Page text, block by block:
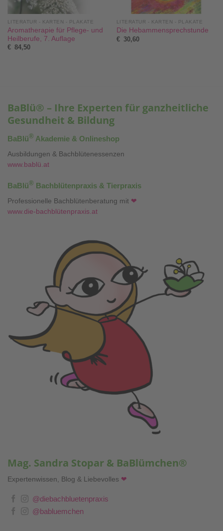
LITERATUR - KARTEN - PLAKATE
Aromatherapie für Pflege- und
Heilberufe, 7. Auflage
€ 84,50
LITERATUR - KARTEN - PLAKATE
Die Hebammensprechstunde
€ 30,60
BaBlü® – Ihre Experten für ganzheitliche
Gesundheit & Bildung
BaBlü® Akademie & Onlineshop
Ausbildungen & Bachblütenessenzen
www.bablü.at
BaBlü® Bachblütenpraxis & Tierpraxis
Professionelle Bachblütenberatung mit ❤
www.die-bachblütenpraxis.at
Mag. Sandra Stopar & BaBlümchen®
Expertenwissen, Blog & Liebevolles ❤
@diebachbluetenpraxis
@babluemchen